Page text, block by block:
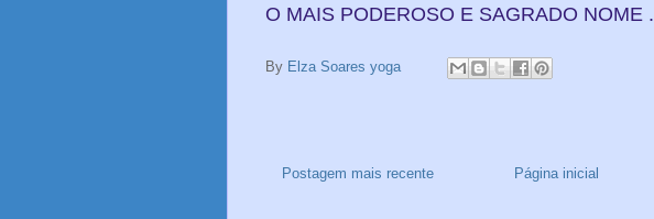
O MAIS PODEROSO E SAGRADO NOME .
By Elza Soares yoga
Postagem mais recente Página inicial